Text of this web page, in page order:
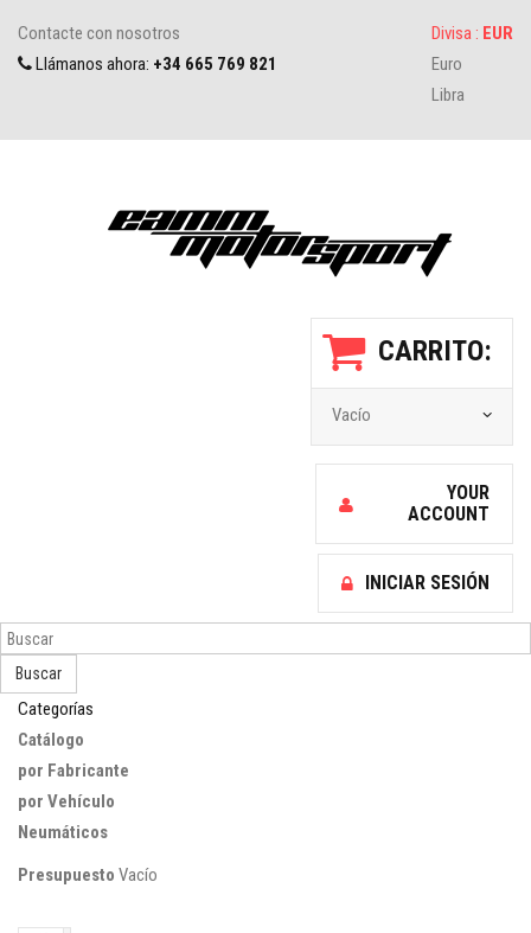
Divisa : EUR
Euro
Libra
Contacte con nosotros
Llámanos ahora: +34 665 769 821
CARRITO:
Vacío
YOUR
ACCOUNT
INICIAR SESIÓN
Buscar
Categorías
Catálogo
por Fabricante
por Vehículo
Neumáticos
Presupuesto Vacío